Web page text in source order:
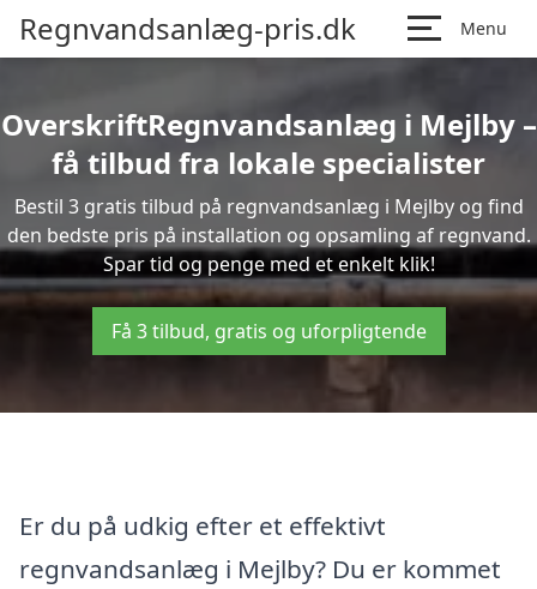
Regnvandsanlæg-pris.dk Menu
OverskriftRegnvandsanlæg i Mejlby –
få tilbud fra lokale specialister
Bestil 3 gratis tilbud på regnvandsanlæg i Mejlby og find
den bedste pris på installation og opsamling af regnvand.
Spar tid og penge med et enkelt klik!
Få 3 tilbud, gratis og uforpligtende
Er du på udkig efter et effektivt
regnvandsanlæg i Mejlby? Du er kommet